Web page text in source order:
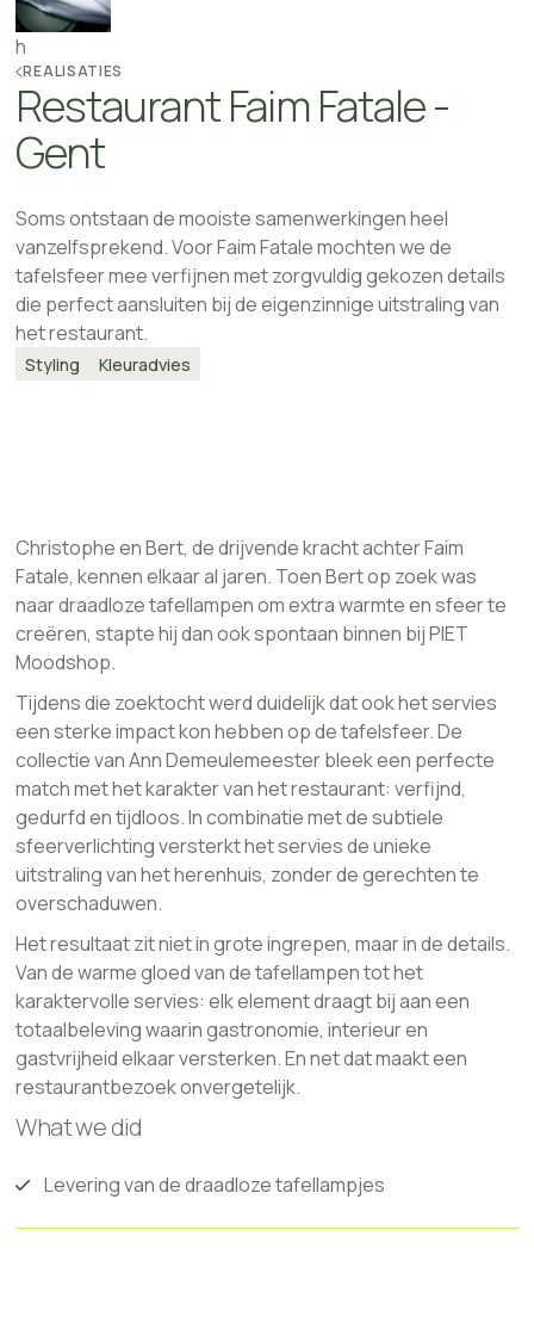
h
REALISATIES
Restaurant Faim Fatale -
Gent
Soms ontstaan de mooiste samenwerkingen heel
vanzelfsprekend. Voor Faim Fatale mochten we de
tafelsfeer mee verfijnen met zorgvuldig gekozen details
die perfect aansluiten bij de eigenzinnige uitstraling van
het restaurant.
Styling Kleuradvies
Christophe en Bert, de drijvende kracht achter Faim
Fatale, kennen elkaar al jaren. Toen Bert op zoek was
naar draadloze tafellampen om extra warmte en sfeer te
creëren, stapte hij dan ook spontaan binnen bij PIET
Moodshop.
Tijdens die zoektocht werd duidelijk dat ook het servies
een sterke impact kon hebben op de tafelsfeer. De
collectie van Ann Demeulemeester bleek een perfecte
match met het karakter van het restaurant: verfijnd,
gedurfd en tijdloos. In combinatie met de subtiele
sfeerverlichting versterkt het servies de unieke
uitstraling van het herenhuis, zonder de gerechten te
overschaduwen.
Het resultaat zit niet in grote ingrepen, maar in de details.
Van de warme gloed van de tafellampen tot het
karaktervolle servies: elk element draagt bij aan een
totaalbeleving waarin gastronomie, interieur en
gastvrijheid elkaar versterken. En net dat maakt een
restaurantbezoek onvergetelijk.
What we did
Levering van de draadloze tafellampjes